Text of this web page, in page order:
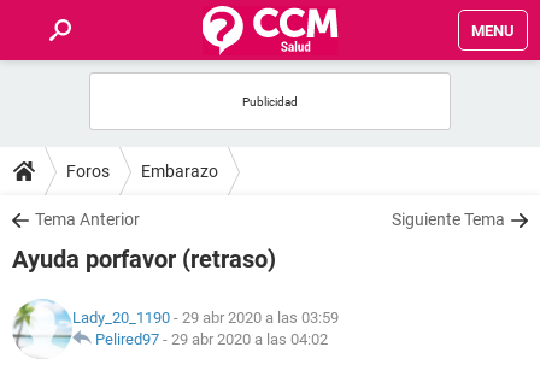
MENU
FOROS
SALUD
FAMILIA
NUTRICIÓN
Foros Embarazo
Tema Anterior Siguiente Tema
Ayuda porfavor (retraso)
Lady_20_1190 - 29 abr 2020 a las 03:59
Pelired97 - 29 abr 2020 a las 04:02